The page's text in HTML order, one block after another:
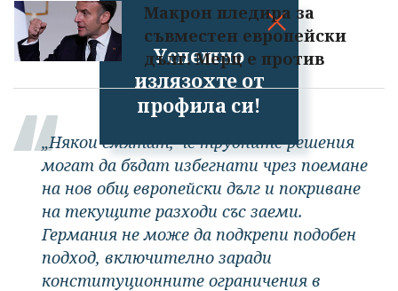
Успешно
излязохте от
профила си!
Макрон пледира за
съвместен европейски
дълг. Мерц е против
„Някои смятат, че трудните решения
могат да бъдат избегнати чрез поемане
на нов общ европейски дълг и покриване
на текущите разходи със заеми.
Германия не може да подкрепи подобен
подход, включително заради
конституционните ограничения в